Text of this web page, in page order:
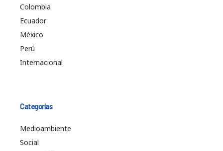
Colombia
Ecuador
México
Perú
Internacional
Categorías
Medioambiente
Social